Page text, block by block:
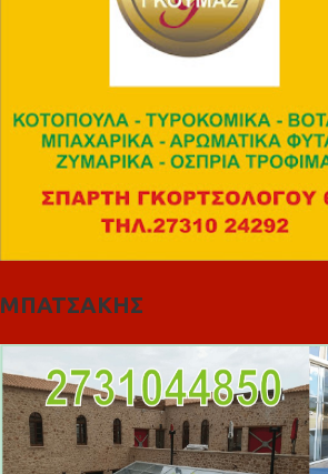
ΜΠΑΤΣΑΚΗΣ